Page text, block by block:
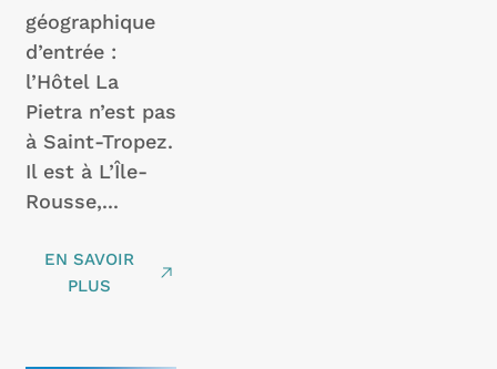
géographique
d’entrée :
l’Hôtel La
Pietra n’est pas
à Saint-Tropez.
Il est à L’Île-
Rousse,...
EN SAVOIR
PLUS